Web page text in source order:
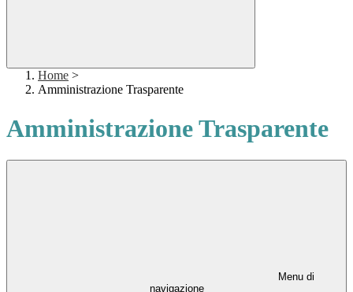
Home >
Amministrazione Trasparente
Amministrazione Trasparente
Menu di
navigazione